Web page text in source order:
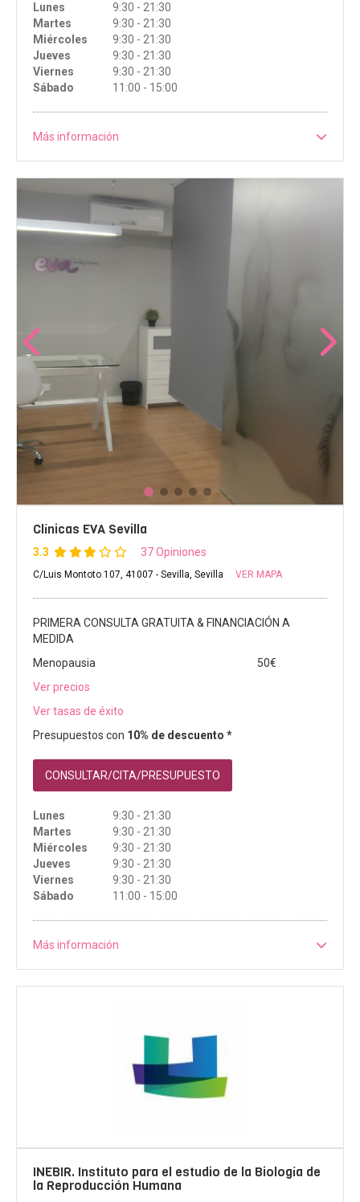
Lunes
9:30 - 21:30
Martes
9:30 - 21:30
Miércoles
9:30 - 21:30
Jueves
9:30 - 21:30
Viernes
9:30 - 21:30
Sábado
11:00 - 15:00
Más información
Clínicas EVA Sevilla
3.3 37 Opiniones
C/Luis Montoto 107, 41007 - Sevilla, Sevilla VER MAPA
PRIMERA CONSULTA GRATUITA & FINANCIACIÓN A
MEDIDA
Menopausia
50€
Ver precios
Ver tasas de éxito
Presupuestos con 10% de descuento *
CONSULTAR/CITA/PRESUPUESTO
Lunes
9:30 - 21:30
Martes
9:30 - 21:30
Miércoles
9:30 - 21:30
Jueves
9:30 - 21:30
Viernes
9:30 - 21:30
Sábado
11:00 - 15:00
Más información
INEBIR. Instituto para el estudio de la Biología de
la Reproducción Humana